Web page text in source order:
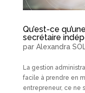
Qu’est-ce
secrétaire
par Alexandra
La gestion
facile à prendre en
entrepreneur, ce ne